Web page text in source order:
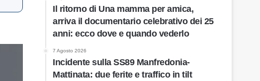
Il ritorno di Una mamma per amica,
arriva il documentario celebrativo dei 25
anni: ecco dove e quando vederlo
7 Agosto 2026
Incidente sulla SS89 Manfredonia-
Mattinata: due ferite e traffico in tilt